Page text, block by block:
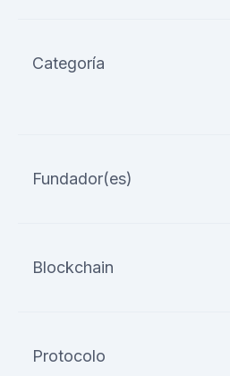
Categoría
Fundador(es)
Blockchain
Protocolo